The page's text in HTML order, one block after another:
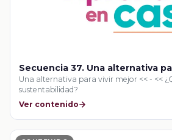
Secuencia 37. Una alternativa
Una alternativa para vivir mejor << - <<
sustentabilidad?
Ver contenido